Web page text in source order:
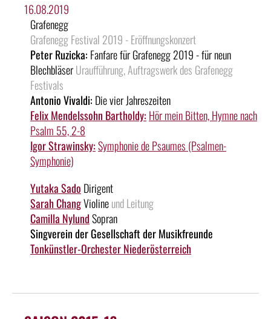
16.08.2019
Grafenegg
Grafenegg Festival 2019 - Eröffnungskonzert
Peter Ruzicka: Fanfare für Grafenegg 2019 - für neun
BlechbläserUraufführung, Auftragswerk des Grafenegg
Festivals
Antonio Vivaldi: Die vier Jahreszeiten
Felix Mendelssohn Bartholdy: Hör mein Bitten, Hymne nach
Psalm 55, 2-8
Igor Strawinsky:Symphonie de Psaumes (Psalmen-
Symphonie)
Yutaka Sado Dirigent
Sarah ChangViolineund Leitung
Camilla NylundSopran
Singverein der Gesellschaft der Musikfreunde
Tonkünstler-Orchester Niederösterreich